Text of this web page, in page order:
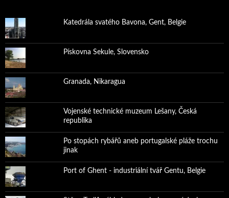
Katedrála svatého Bavona, Gent, Belgie
Pískovna Sekule, Slovensko
Granada, Nikaragua
Vojenské technické muzeum Lešany, Česká
republika
Po stopách rybářů aneb portugalské pláže trochu
jinak
Port of Ghent - industriální tvář Gentu, Belgie